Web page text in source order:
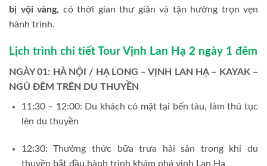
bị vội vàng, có thời gian thư giãn và tận hưởng trọn vẹn
hành trình.
Lịch trình chi tiết Tour Vịnh Lan Hạ 2 ngày 1 đêm
NGÀY 01: HÀ NỘI / HẠ LONG – VỊNH LAN HẠ – KAYAK –
NGỦ ĐÊM TRÊN DU THUYỀN
11:30 – 12:00: Du khách có mặt tại bến tàu, làm thủ tục
lên du thuyền
12:30: Thưởng thức bữa trưa hải sản trong khi du
thuyền bắt đầu hành trình khám phá vịnh Lan Hạ